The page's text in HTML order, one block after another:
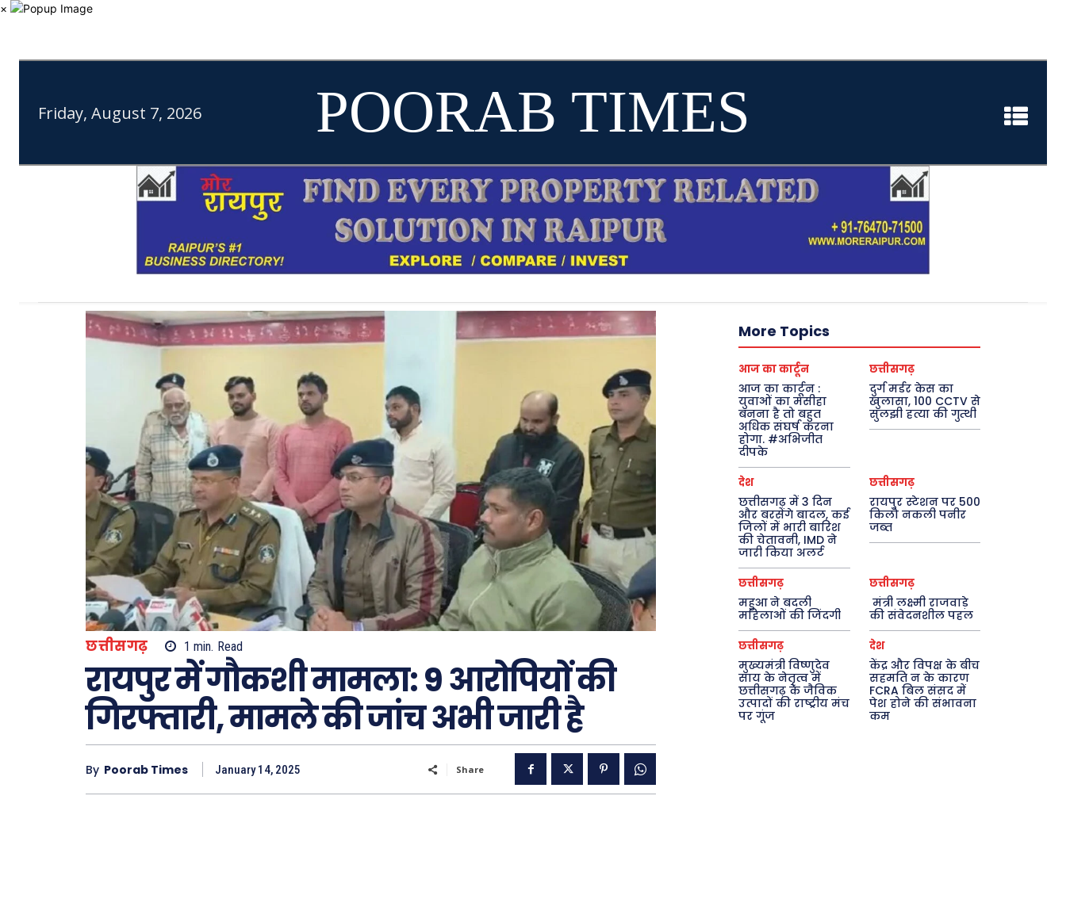
Type here...
ख़बरें पूरब विशेष
×
Friday, August 7, 2026 POORAB TIMES
छत्तीसगढ़ 1 min. Read
रायपुर में गौकशी मामला: 9 आरोपियों की
गिरफ्तारी, मामले की जांच अभी जारी है
By Poorab Times January 14, 2025 Share
More Topics
आज का कार्टून
आज का कार्टून :
युवाओं का मसीहा
बनना है तो बहुत
अधिक संघर्ष करना
होगा. #अभिजीत
दीपके
छत्तीसगढ़
दुर्ग मर्डर केस का
खुलासा, 100 CCTV से
सुलझी हत्या की गुत्थी
देश
छत्तीसगढ़ में 3 दिन
और बरसेंगे बादल, कई
जिलों में भारी बारिश
की चेतावनी, IMD ने
जारी किया अलर्ट
छत्तीसगढ़
रायपुर स्टेशन पर 500
किलो नकली पनीर
जब्त
छत्तीसगढ़
महुआ ने बदली
महिलाओं की जिंदगी
छत्तीसगढ़
मंत्री लक्ष्मी राजवाड़े
की संवेदनशील पहल
छत्तीसगढ़
मुख्यमंत्री विष्णुदेव
साय के नेतृत्व में
छत्तीसगढ़ के जैविक
उत्पादों की राष्ट्रीय मंच
पर गूंज
देश
केंद्र और विपक्ष के बीच
सहमति न के कारण
FCRA बिल संसद में
पेश होने की संभावना
कम